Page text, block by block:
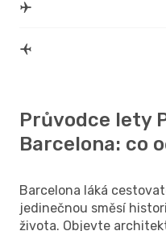
Průvodce lety
Barcelona: co
Barcelona láká
jedinečnou směsí
života. Objevte